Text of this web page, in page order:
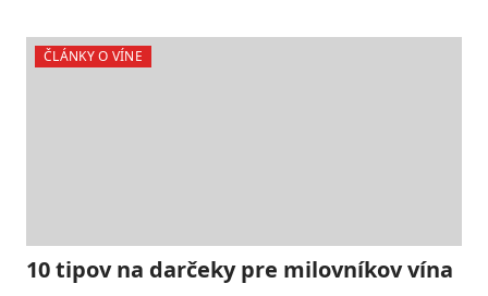
ČLÁNKY O VÍNE
10 tipov na darčeky pre milovníkov vína